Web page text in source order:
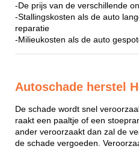
-De prijs van de verschillende
-Stallingskosten als de auto
reparatie
-Milieukosten als de auto
Autoschade herstel
De schade wordt snel
raakt een paaltje of een
ander veroorzaakt dan zal de
de schade vergoeden.